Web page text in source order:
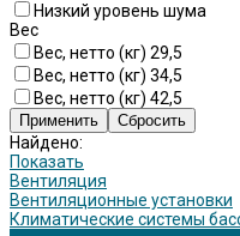
Низкий уровень шума
Вес
Вес, нетто (кг) 29,5
Вес, нетто (кг) 34,5
Вес, нетто (кг) 42,5
Найдено:
Показать
Вентиляция
Вентиляционные установки
Климатические системы